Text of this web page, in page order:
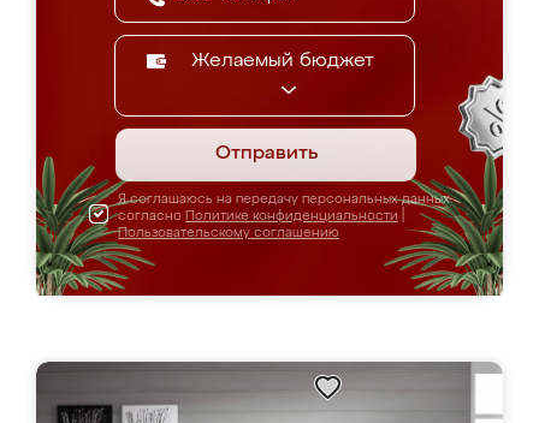
Желаемый бюджет
Отправить
Я соглашаюсь на передачу персональных данных
согласно Политике конфиденциальности
Пользовательскому соглашению